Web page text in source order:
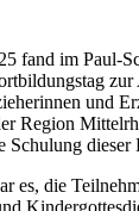
fand im Paul-
und
Region
Schulung dieser
es, die